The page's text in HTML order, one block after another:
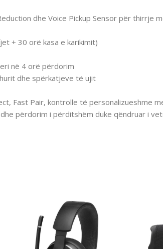
dhe Voice Pickup Sensor për thirrje
+ 30 orë kasa e karikimit)
në 4 orë përdorim
dhe spërkatjeve të ujit
Fast Pair, kontrolle të personalizueshme
përdorim i përditshëm duke qëndruar i